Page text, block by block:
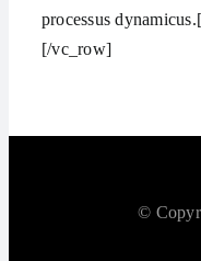
processus
[/vc_row]
©